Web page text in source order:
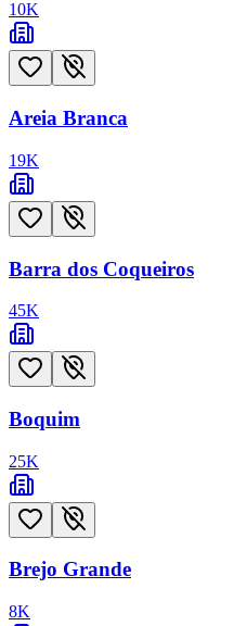
10K
Areia Branca
19K
Barra dos Coqueiros
45K
Boquim
25K
Brejo Grande
8K